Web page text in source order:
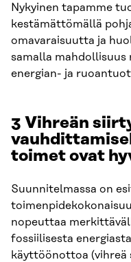
Nykyinen tapamme
kestämättömällä
omavaraisuutta ja
samalla mahdollisuus
energian- ja
3 Vihreän
toimet ovat
Suunnitelmassa on
nopeuttaa
fossiilisesta
käyttöönottoa (vihreä